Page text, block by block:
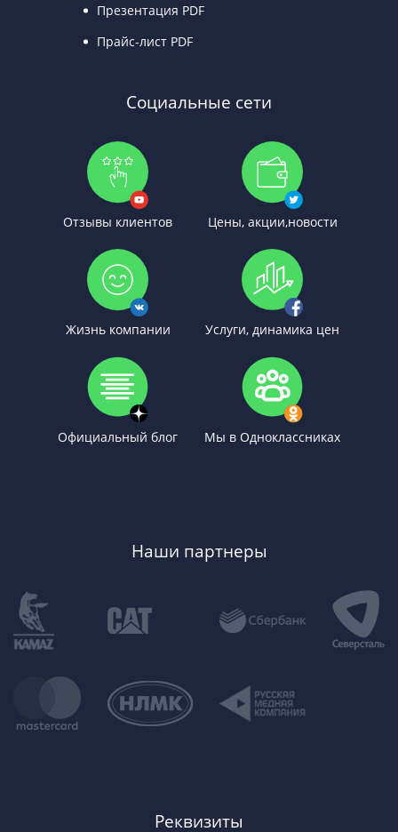
Презентация PDF
Прайс-лист PDF
Социальные сети
Отзывы клиентов Цены, акции,новости
Жизнь компании Услуги, динамика цен
Официальный блог Мы в Одноклассниках
Наши партнеры
Реквизиты